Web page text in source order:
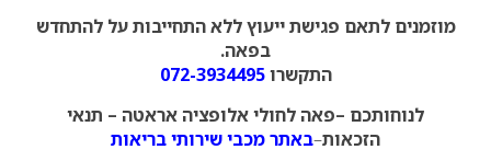
מוזמנים לתאם פגישת ייעוץ ללא התחייבות על להתחדש
בפאה.
התקשרו072-3934495
לנוחותכם –פאה לחולי אלופציה אראטה – תנאי
הזכאות–באתר מכבי שירותי בריאות